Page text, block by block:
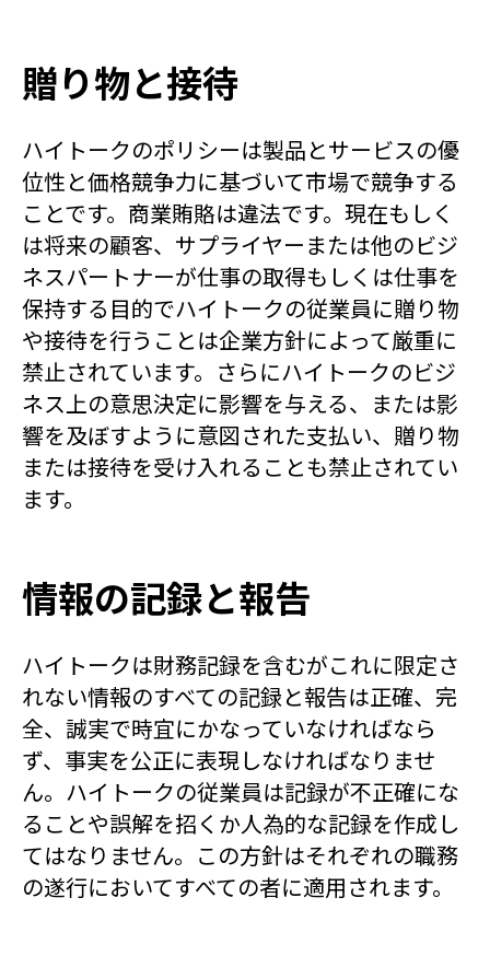
贈り物と接待
ハイトークのポリシーは製品とサービスの優
位性と価格競争力に基づいて市場で競争する
ことです。商業賄賂は違法です。現在もしく
は将来の顧客、サプライヤーまたは他のビジ
ネスパートナーが仕事の取得もしくは仕事を
保持する目的でハイトークの従業員に贈り物
や接待を行うことは企業方針によって厳重に
禁止されています。さらにハイトークのビジ
ネス上の意思決定に影響を与える、または影
響を及ぼすように意図された支払い、贈り物
または接待を受け入れることも禁止されてい
ます。
情報の記録と報告
ハイトークは財務記録を含むがこれに限定さ
れない情報のすべての記録と報告は正確、完
全、誠実で時宜にかなっていなければなら
ず、事実を公正に表現しなければなりませ
ん。ハイトークの従業員は記録が不正確にな
ることや誤解を招くか人為的な記録を作成し
てはなりません。この方針はそれぞれの職務
の遂行においてすべての者に適用されます。